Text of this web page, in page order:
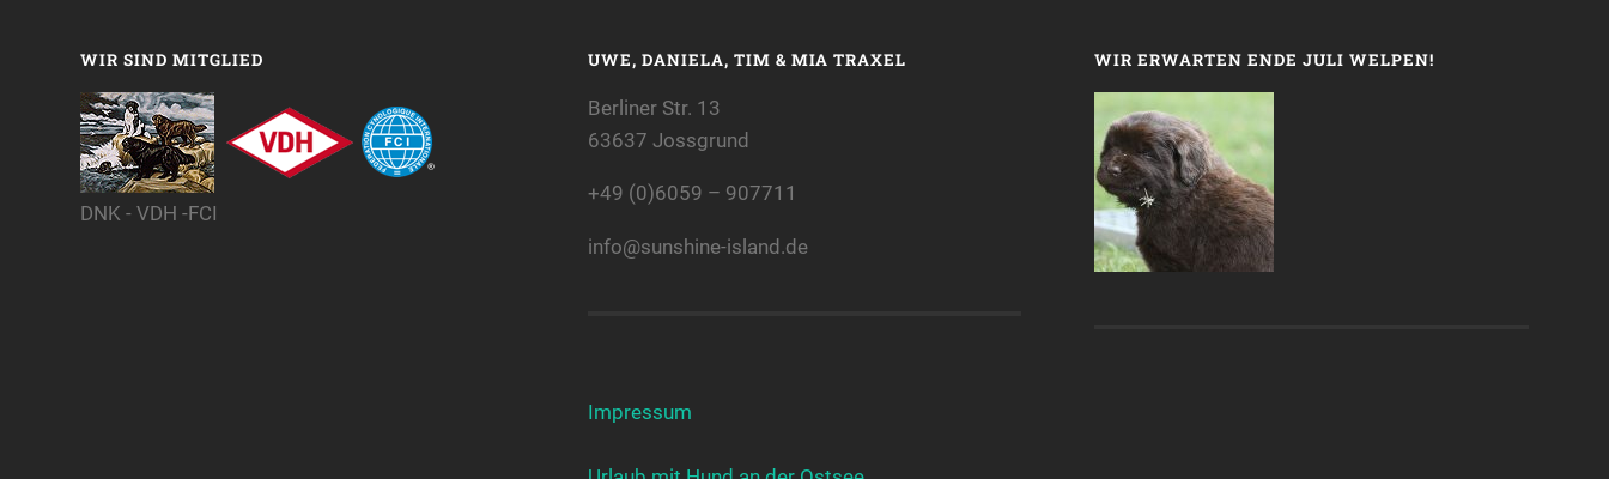
WIR SIND MITGLIED
DNK - VDH -FCI
UWE, DANIELA, TIM & MIA TRAXEL
Berliner Str. 13
63637 Jossgrund
+49 (0)6059 – 907711
info@sunshine-island.de
Impressum
WIR ERWARTEN ENDE JULI WELPEN!